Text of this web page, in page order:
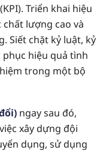
Triển khai hiệu
lượng cao và
Siết chặt kỷ luật, kỷ
hiệu quả tình
trong một bộ
ngay sau đó,
xây dựng đội
dụng, sử dụng